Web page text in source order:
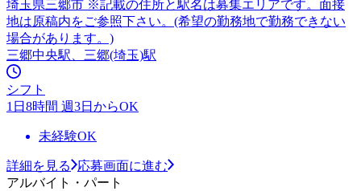
埼玉県三郷市 ※記載の住所と駅名は募集エリアです。面接
地は原稿内をご参照下さい。(希望の勤務地で勤務できない
場合があります。)
三郷中央駅、三郷(埼玉)駅
シフト
1日8時間 週3日からOK
未経験OK
詳細を見る
応募画面に進む
アルバイト・パート